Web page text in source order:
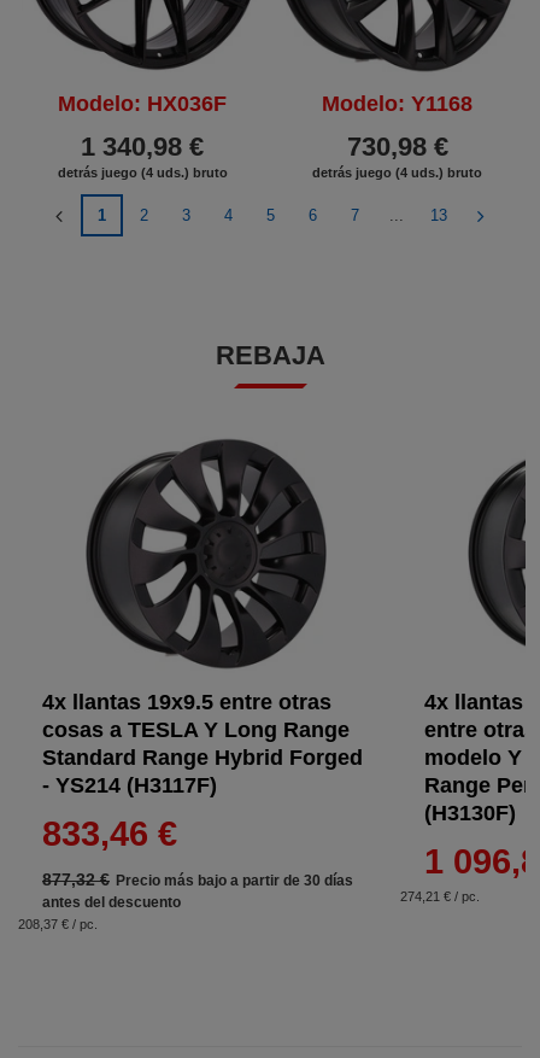
Modelo: HX036F
1 340,98 €
detrás juego (4 uds.) bruto
Modelo: Y1168
730,98 €
detrás juego (4 uds.) bruto
1 2 3 4 5 6 7 13
REBAJA
4x llantas 19x9.5 entre otras
cosas a TESLA Y Long Range
Standard Range Hybrid Forged
- YS214 (H3117F)
877,32 € Precio más bajo a partir de 30 días
antes del descuento
833,46 €
208,37 € / pc.
4x llantas
entre
modelo Y
Range
(H3130F)
1
274,21 € / pc.